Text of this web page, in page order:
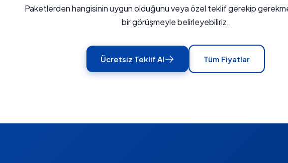
Paketlerden hangisinin uygun olduğunu veya özel teklif gerekip
bir görüşmeyle belirleyebiliriz.
Ücretsiz Teklif Al Tüm Fiyatlar